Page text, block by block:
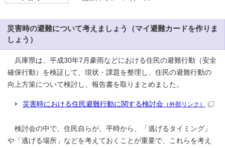
災害時の避難について考えましょう（マイ避難カードを作りま
しょう）
兵庫県は、平成30年7月豪雨などにおける住民の避難行動（安全
確保行動）を検証して、現状・課題を整理し、住民の避難行動の
向上方策について検討し、報告書を取りまとめました。
災害時における住民避難行動に関する検討会 （外部リンク）
検討会の中で、住民自らが、平時から、「逃げるタイミング」
や「逃げる場所」などを考えておくことが重要で、これらを考え